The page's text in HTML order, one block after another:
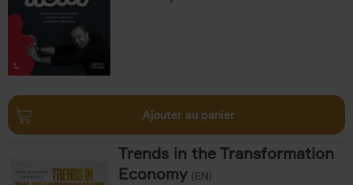
Ajouter au panier
Trends in the Transformation
Economy (EN)